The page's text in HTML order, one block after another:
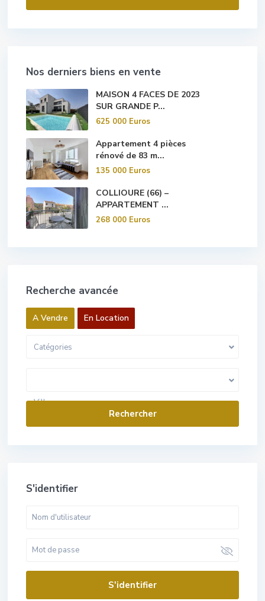
Nos derniers biens en vente
MAISON 4 FACES DE 2023
SUR GRANDE P...
625 000 Euros
Appartement 4 pièces
rénové de 83 m...
135 000 Euros
COLLIOURE (66) –
APPARTEMENT ...
268 000 Euros
Recherche avancée
A Vendre En Location
Catégories
Villes
S'identifier
S'identifier